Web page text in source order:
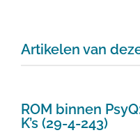
Artikelen van
ROM binnen
K’s (29-4-243)